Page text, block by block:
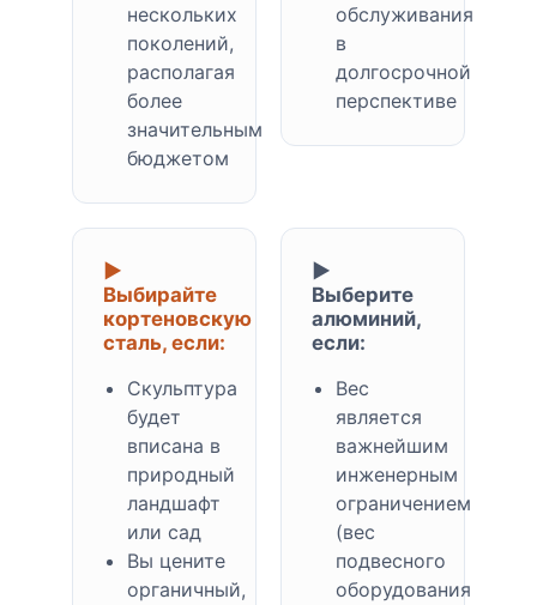
нескольких
поколений,
располагая
более
значительным
бюджетом
обслуживания
в
долгосрочной
перспективе
▶
Выбирайте
кортеновскую
сталь, если:
Скульптура
будет
вписана в
природный
ландшафт
или сад
Вы цените
органичный,
▶
Выберите
алюминий,
если:
Вес
является
важнейшим
инженерным
ограничением
(вес
подвесного
оборудования